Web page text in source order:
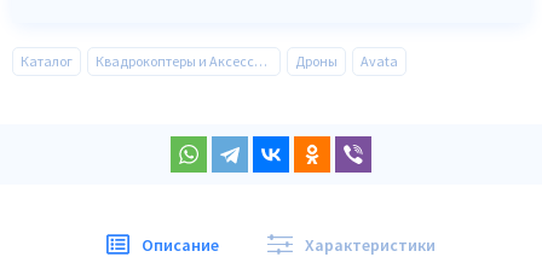
Каталог Квадрокоптеры и Аксессуары Дроны Avata
Описание
Характеристики